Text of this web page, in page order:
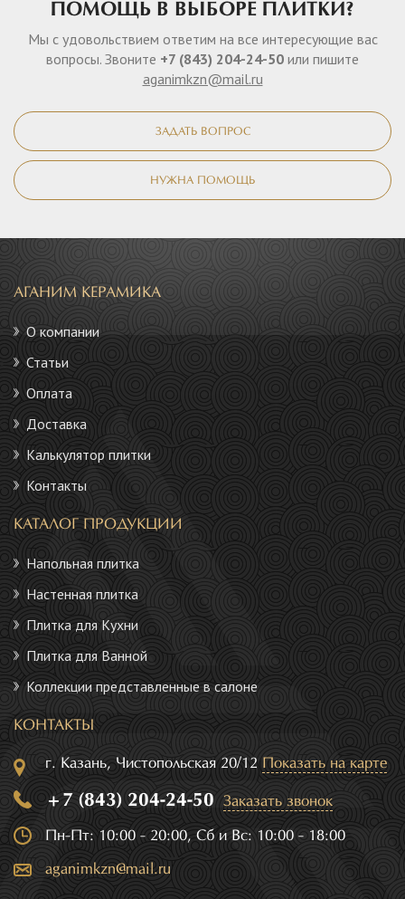
ПОМОЩЬ В ВЫБОРЕ ПЛИТКИ?
Мы с удовольствием ответим на все интересующие вас
вопросы. Звоните +7 (843) 204-24-50 или пишите
aganimkzn@mail.ru
ЗАДАТЬ ВОПРОС
НУЖНА ПОМОЩЬ
АГАНИМ КЕРАМИКА
О компании
Статьи
Оплата
Доставка
Калькулятор плитки
Контакты
КАТАЛОГ ПРОДУКЦИИ
Напольная плитка
Настенная плитка
Плитка для Кухни
Плитка для Ванной
Коллекции представленные в салоне
КОНТАКТЫ
г. Казань, Чистопольская 20/12Показать на карте
+7 (843) 204-24-50 Заказать звонок
Пн-Пт: 10:00 - 20:00, Сб и Вс: 10:00 - 18:00
aganimkzn@mail.ru